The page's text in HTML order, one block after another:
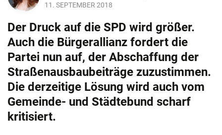
11. SEPTEMBER 2018
Der Druck auf die SPD wird größer.
Auch die Bürgerallianz fordert die
Partei nun auf, der Abschaffung der
Straßenausbaubeiträge zuzustimmen.
Die derzeitige Lösung wird auch vom
Gemeinde- und Städtebund scharf
kritisiert.